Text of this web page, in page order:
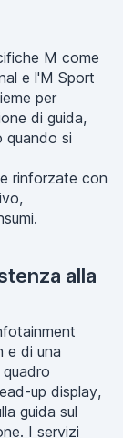
M come
e l'M Sport
per
di guida,
quando si
rinforzate con
alla
e di una
up display,
guida sul
I servizi